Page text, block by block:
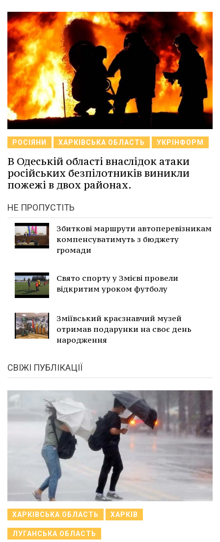
РОСІЯНИ ХАРКІВСЬКА ОБЛАСТЬ УКРІНФОРМ
В Одеській області внаслідок атаки
російських безпілотників виникли
пожежі в двох районах.
НЕ ПРОПУСТІТЬ
Збиткові маршрути автоперевізникам
компенсуватимуть з бюджету
громади
Свято спорту у Змієві провели
відкритим уроком футболу
Зміївський краєзнавчий музей
отримав подарунки на своє день
народження
СВІЖІ ПУБЛІКАЦІЇ
ХАРКІВСЬКА ОБЛАСТЬ ХАРКІВ
ЛУГАНСЬКА ОБЛАСТЬ